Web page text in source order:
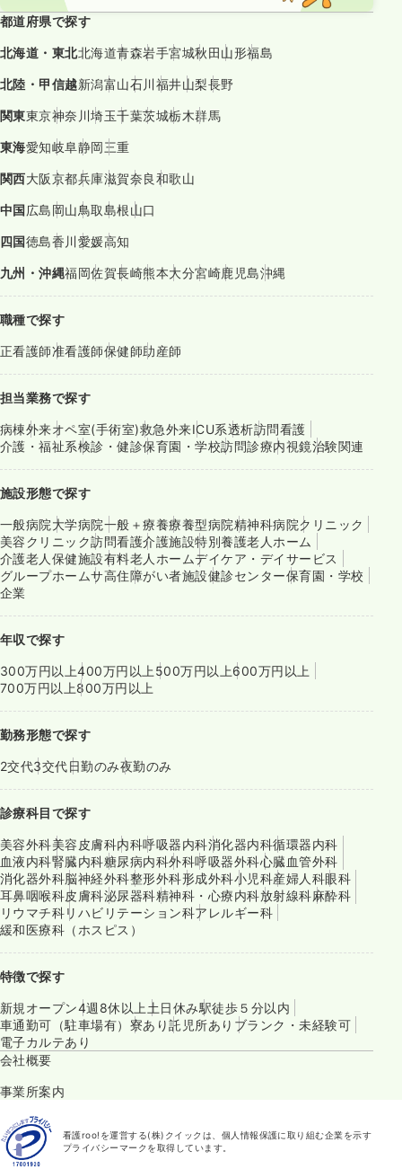
都道府県で探す
北海道・東北北海道青森岩手宮城秋田山形福島
北陸・甲信越新潟富山石川福井山梨長野
関東東京神奈川埼玉千葉茨城栃木群馬
東海愛知岐阜静岡三重
関西大阪京都兵庫滋賀奈良和歌山
中国広島岡山鳥取島根山口
四国徳島香川愛媛高知
九州・沖縄福岡佐賀長崎熊本大分宮崎鹿児島沖縄
職種で探す
正看護師准看護師保健師助産師
担当業務で探す
病棟外来オペ室(手術室)救急外来ICU系透析訪問看護
介護・福祉系検診・健診保育園・学校訪問診療内視鏡治験関連
施設形態で探す
一般病院大学病院一般＋療養療養型病院精神科病院クリニック
美容クリニック訪問看護介護施設特別養護老人ホーム
介護老人保健施設有料老人ホームデイケア・デイサービス
グループホームサ高住障がい者施設健診センター保育園・学校
企業
年収で探す
300万円以上400万円以上 500万円以上600万円以上
700万円以上800万円以上
勤務形態で探す
2交代3交代日勤のみ夜勤のみ
診療科目で探す
美容外科美容皮膚科内科呼吸器内科消化器内科循環器内科
血液内科腎臓内科糖尿病内科外科呼吸器外科心臓血管外科
消化器外科脳神経外科整形外科形成外科小児科産婦人科眼科
耳鼻咽喉科皮膚科泌尿器科精神科・心療内科放射線科麻酔科
リウマチ科リハビリテーション科アレルギー科
緩和医療科（ホスピス）
特徴で探す
新規オープン4週8休以上 土日休み駅徒歩５分以内
車通勤可（駐車場有） 寮あり託児所あり ブランク・未経験可
電子カルテあり
会社概要
事業所案内
看護roo!を運営する(株)クイックは、個人情報保護に取り組む企業を示す
プライバシーマークを取得しています。